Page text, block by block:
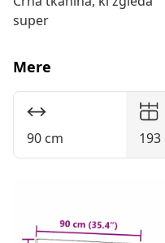
super
Mere
90 cm 193